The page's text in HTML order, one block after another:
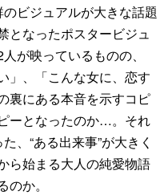
ビジュアルが大きな話題
となったポスタービジュ
が映っているものの、
」、「こんな女に、恋す
裏にある本音を示すコピ
ーとなったのか…。それ
、“ある出来事”が大きく
ら始まる大人の純愛物語
か。